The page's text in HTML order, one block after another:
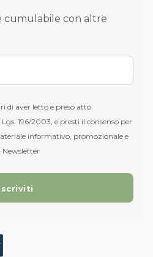
cumulabile con altre
di aver letto e preso atto
196/2003, e presti il consenso per
informativo, promozionale e